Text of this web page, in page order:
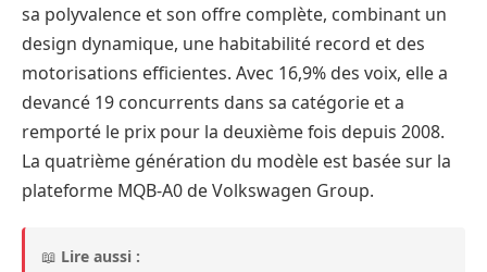
sa polyvalence et son offre complète, combinant un
design dynamique, une habitabilité record et des
motorisations efficientes. Avec 16,9% des voix, elle a
devancé 19 concurrents dans sa catégorie et a
remporté le prix pour la deuxième fois depuis 2008.
La quatrième génération du modèle est basée sur la
plateforme MQB-A0 de Volkswagen Group.
📖 Lire aussi :